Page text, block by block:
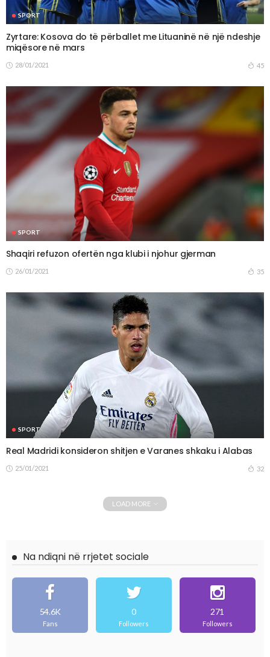
SPORT
Zyrtare: Kosova do të përballet me Lituaninë në një ndeshje
miqësore në mars
28/01/2021 45
SPORT
Shaqiri refuzon ofertën nga klubi i njohur gjerman
26/01/2021 35
SPORT
Real Madridi konsideron shitjen e Varanes shkaku i Alabas
25/01/2021 32
LOAD MORE
Na ndiqni në rrjetet sociale
54.6K
Fans
0
Followers
271
Followers